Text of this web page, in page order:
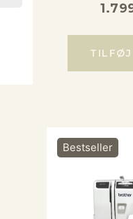
TILFØJ
Bestseller